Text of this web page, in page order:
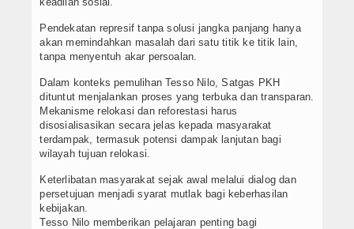
Pendekatan represif tanpa solusi jangka panjang hanya
akan memindahkan masalah dari satu titik ke titik lain,
tanpa menyentuh akar persoalan.
Dalam konteks pemulihan Tesso Nilo, Satgas PKH
dituntut menjalankan proses yang terbuka dan transparan.
Mekanisme relokasi dan reforestasi harus
disosialisasikan secara jelas kepada masyarakat
terdampak, termasuk potensi dampak lanjutan bagi
wilayah tujuan relokasi.
Keterlibatan masyarakat sejak awal melalui dialog dan
persetujuan menjadi syarat mutlak bagi keberhasilan
kebijakan.
Tesso Nilo memberikan pelajaran penting bagi